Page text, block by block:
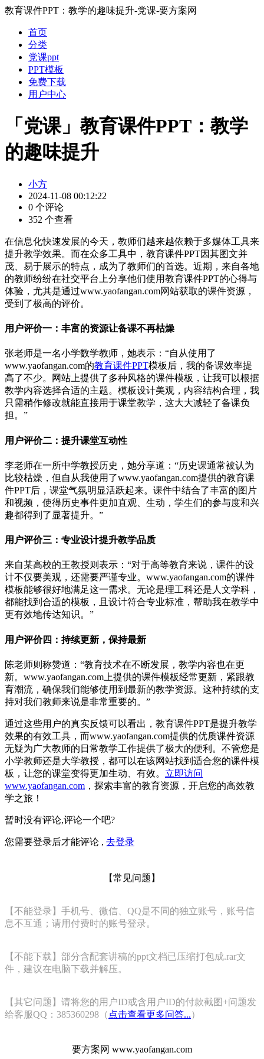
教育课件PPT：教学的趣味提升-党课-要方案网
首页
分类
党课ppt
PPT模板
免费下载
用户中心
「党课」教育课件PPT：教学
的趣味提升
小方
2024-11-08 00:12:22
0 个评论
352 个查看
在信息化快速发展的今天，教师们越来越依赖于多媒体工具来
提升教学效果。而在众多工具中，教育课件PPT因其图文并
茂、易于展示的特点，成为了教师们的首选。近期，来自各地
的教师纷纷在社交平台上分享他们使用教育课件PPT的心得与
体验，尤其是通过www.yaofangan.com网站获取的课件资源，
受到了极高的评价。
用户评价一：丰富的资源让备课不再枯燥
张老师是一名小学数学教师，她表示：“自从使用了
www.yaofangan.com的教育课件PPT模板后，我的备课效率提
高了不少。网站上提供了多种风格的课件模板，让我可以根据
教学内容选择合适的主题。模板设计美观，内容结构合理，我
只需稍作修改就能直接用于课堂教学，这大大减轻了备课负
担。”
用户评价二：提升课堂互动性
李老师在一所中学教授历史，她分享道：“历史课通常被认为
比较枯燥，但自从我使用了www.yaofangan.com提供的教育课
件PPT后，课堂气氛明显活跃起来。课件中结合了丰富的图片
和视频，使得历史事件更加直观、生动，学生们的参与度和兴
趣都得到了显著提升。”
用户评价三：专业设计提升教学品质
来自某高校的王教授则表示：“对于高等教育来说，课件的设
计不仅要美观，还需要严谨专业。www.yaofangan.com的课件
模板能够很好地满足这一需求。无论是理工科还是人文学科，
都能找到合适的模板，且设计符合专业标准，帮助我在教学中
更有效地传达知识。”
用户评价四：持续更新，保持最新
陈老师则称赞道：“教育技术在不断发展，教学内容也在更
新。www.yaofangan.com上提供的课件模板经常更新，紧跟教
育潮流，确保我们能够使用到最新的教学资源。这种持续的支
持对我们教师来说是非常重要的。”
通过这些用户的真实反馈可以看出，教育课件PPT是提升教学
效果的有效工具，而www.yaofangan.com提供的优质课件资源
无疑为广大教师的日常教学工作提供了极大的便利。不管您是
小学教师还是大学教授，都可以在该网站找到适合您的课件模
板，让您的课堂变得更加生动、有效。 立即访问
www.yaofangan.com ，探索丰富的教育资源，开启您的高效教
学之旅！
暂时没有评论,评论一个吧?
您需要登录后才能评论 , 去登录
【常见问题】
【不能登录】手机号、微信、QQ是不同的独立账号，账号信
息不互通；请用付费时的账号登录。
【不能下载】部分含配套讲稿的ppt文档已压缩打包成.rar文
件，建议在电脑下载并解压。
【其它问题】请将您的用户ID或含用户ID的付款截图+问题发
给客服QQ：385360298（ 点击查看更多问答...）
要方案网 www.yaofangan.com